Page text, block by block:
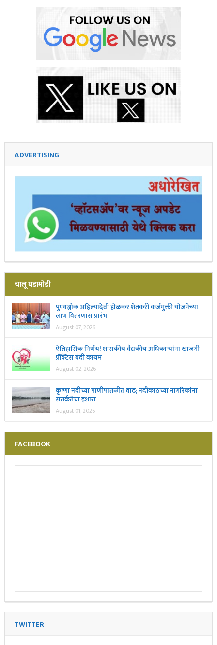
ADVERTISING
चालू घडामोडी
पुण्यश्लोक अहिल्यादेवी होळकर शेतकरी कर्जमुक्ती योजनेच्या
लाभ वितरणास प्रारंभ
August 07, 2026
ऐतिहासिक निर्णय! शासकीय वैद्यकीय अधिकाऱ्यांना खाजगी
प्रॅक्टिस बंदी कायम
August 02, 2026
कृष्णा नदीच्या पाणीपातळीत वाढ; नदीकाठच्या नागरिकांना
सतर्कतेचा इशारा
August 01, 2026
FACEBOOK
TWITTER